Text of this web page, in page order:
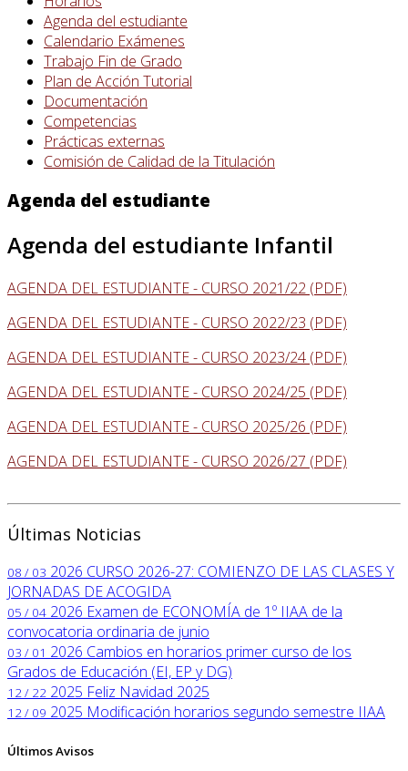
Agenda del estudiante
Calendario Exámenes
Trabajo Fin de Grado
Plan de Acción Tutorial
Documentación
Competencias
Prácticas externas
Comisión de Calidad de la Titulación
Agenda del estudiante
Agenda del estudiante Infantil
AGENDA DEL ESTUDIANTE - CURSO 2021/22 (PDF)
AGENDA DEL ESTUDIANTE - CURSO 2022/23 (PDF)
AGENDA DEL ESTUDIANTE - CURSO 2023/24 (PDF)
AGENDA DEL ESTUDIANTE - CURSO 2024/25 (PDF)
AGENDA DEL ESTUDIANTE - CURSO 2025/26 (PDF)
AGENDA DEL ESTUDIANTE - CURSO 2026/27 (PDF)
Últimas Noticias
08 / 03 2026 CURSO 2026-27: COMIENZO DE LAS CLASES Y
JORNADAS DE ACOGIDA
05 / 04 2026 Examen de ECONOMÍA de 1º IIAA de la
convocatoria ordinaria de junio
03 / 01 2026 Cambios en horarios primer curso de los
Grados de Educación (EI, EP y DG)
12 / 22 2025 Feliz Navidad 2025
12 / 09 2025 Modificación horarios segundo semestre IIAA
Últimos Avisos